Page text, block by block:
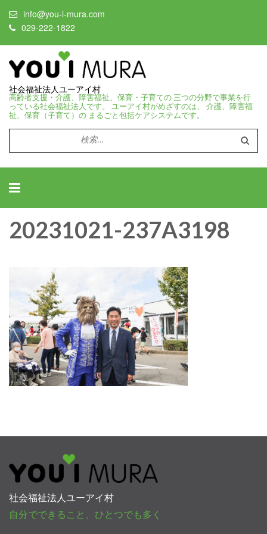
info@you-i-mura.com
029-222-1822
社会福祉法人ユーアイ村
高齢者支援・介護、障害福祉、保育・子育ての 三つの分野で事業を行
っている社会福祉法人です。 ユーアイ村がめざすのは、 介護、障害福
祉、保育（子育て）の まるごと包括ケアシステムです。
検
索:
20231021-237A3198
社会福祉法人ユーアイ村
自分でできること、ひとつでも多く